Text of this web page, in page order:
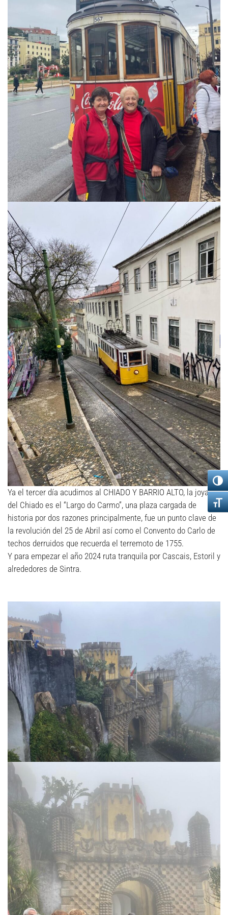
Ya el tercer día acudimos al CHIADO Y BARRIO ALTO, la joya
del Chiado es el “Largo do Carmo”, una plaza cargada de
historia por dos razones principalmente, fue un punto clave de
la revolución del 25 de Abril así como el Convento do Carlo de
techos derruidos que recuerda el terremoto de 1755.
Y para empezar el año 2024 ruta tranquila por Cascais, Estoril y
alrededores de Sintra.